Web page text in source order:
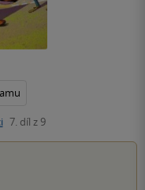
7. díl z 9